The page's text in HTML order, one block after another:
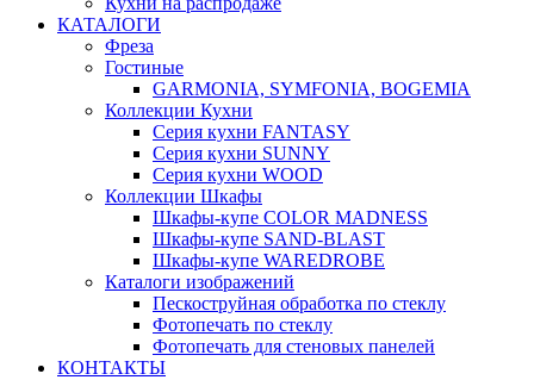
КАТАЛОГИ
Фреза
Гостиные
GARMONIA, SYMFONIA, BOGEMIA
Коллекции Кухни
Серия кухни FANTASY
Серия кухни SUNNY
Серия кухни WOOD
Коллекции Шкафы
Шкафы-купе COLOR MADNESS
Шкафы-купе SAND-BLAST
Шкафы-купе WAREDROBE
Каталоги изображений
Пескоструйная обработка по стеклу
Фотопечать по стеклу
Фотопечать для стеновых панелей
КОНТАКТЫ